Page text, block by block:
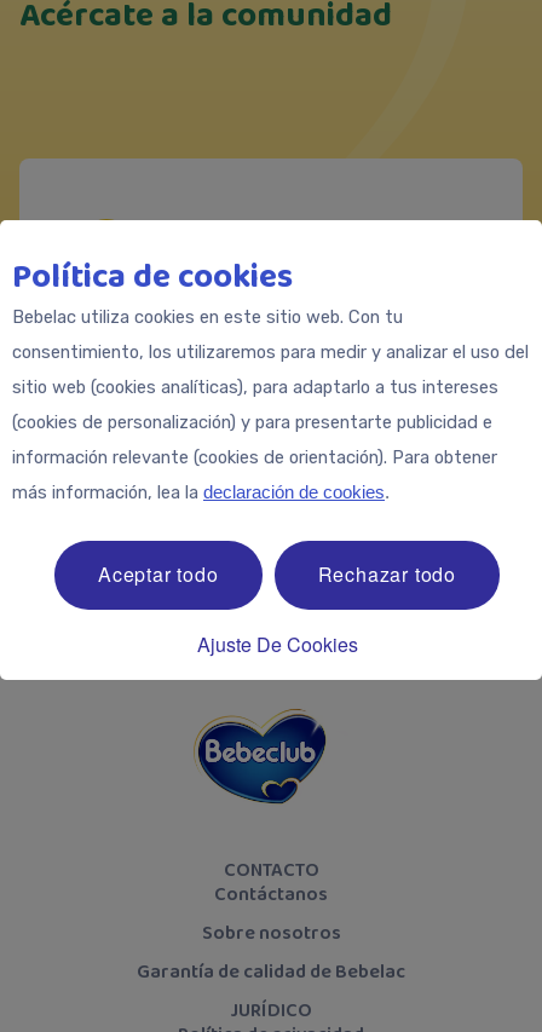
Acércate a la comunidad
Messenger
https://m.me/Bebeclub.Latam
Formulario de contacto
CONTACTO
Contáctanos
Sobre nosotros
Garantía de calidad de Bebelac
JURÍDICO
Política de cookies
Bebelac utiliza cookies en este sitio web. Con tu
consentimiento, los utilizaremos para medir y analizar el uso del
sitio web (cookies analíticas), para adaptarlo a tus intereses
(cookies de personalización) y para presentarte publicidad e
información relevante (cookies de orientación). Para obtener
más información, lea la declaración de cookies.
Aceptar todo Rechazar todo
Ajuste De Cookies